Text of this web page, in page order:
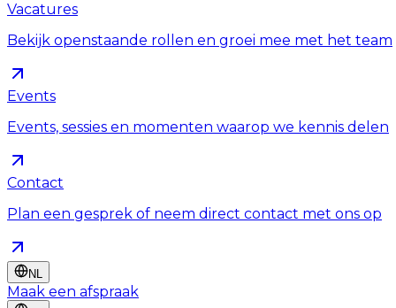
Vacatures
Bekijk openstaande rollen en groei mee met het team
Events
Events, sessies en momenten waarop we kennis delen
Contact
Plan een gesprek of neem direct contact met ons op
NL
Maak een afspraak